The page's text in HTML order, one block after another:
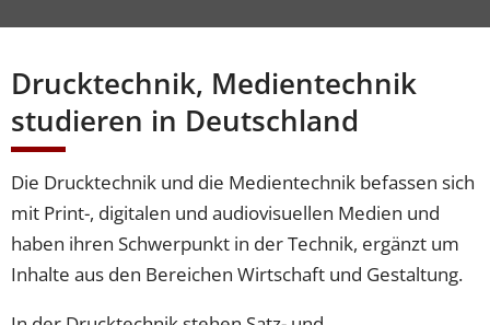
Drucktechnik, Medientechnik
studieren in Deutschland
Die Drucktechnik und die Medientechnik befassen sich
mit Print-, digitalen und audiovisuellen Medien und
haben ihren Schwerpunkt in der Technik, ergänzt um
Inhalte aus den Bereichen Wirtschaft und Gestaltung.